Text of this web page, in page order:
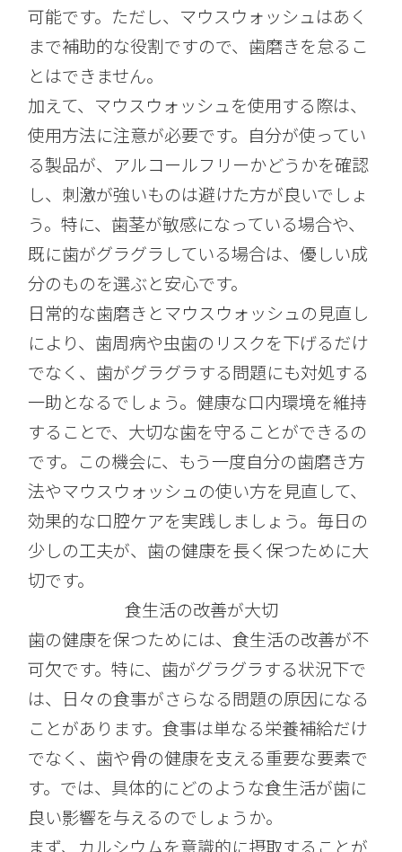
可能です。ただし、マウスウォッシュはあく
まで補助的な役割ですので、歯磨きを怠るこ
とはできません。
加えて、マウスウォッシュを使用する際は、
使用方法に注意が必要です。自分が使ってい
る製品が、アルコールフリーかどうかを確認
し、刺激が強いものは避けた方が良いでしょ
う。特に、歯茎が敏感になっている場合や、
既に歯がグラグラしている場合は、優しい成
分のものを選ぶと安心です。
日常的な歯磨きとマウスウォッシュの見直し
により、歯周病や虫歯のリスクを下げるだけ
でなく、歯がグラグラする問題にも対処する
一助となるでしょう。健康な口内環境を維持
することで、大切な歯を守ることができるの
です。この機会に、もう一度自分の歯磨き方
法やマウスウォッシュの使い方を見直して、
効果的な口腔ケアを実践しましょう。毎日の
少しの工夫が、歯の健康を長く保つために大
切です。
食生活の改善が大切
歯の健康を保つためには、食生活の改善が不
可欠です。特に、歯がグラグラする状況下で
は、日々の食事がさらなる問題の原因になる
ことがあります。食事は単なる栄養補給だけ
でなく、歯や骨の健康を支える重要な要素で
す。では、具体的にどのような食生活が歯に
良い影響を与えるのでしょうか。
まず、カルシウムを意識的に摂取することが